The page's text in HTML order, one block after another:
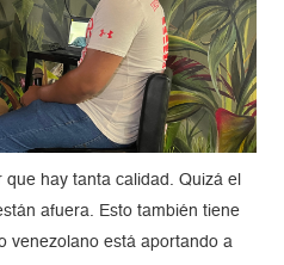
hay tanta calidad. Quizá el
afuera. Esto también tiene
venezolano está aportando a